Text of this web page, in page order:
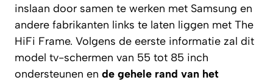
inslaan door samen te werken met Samsung en
andere fabrikanten links te laten liggen met The
HiFi Frame. Volgens de eerste informatie zal dit
model tv-schermen van 55 tot 85 inch
ondersteunen en de gehele rand van het